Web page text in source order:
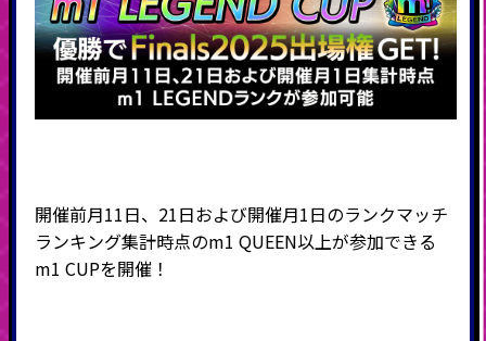
開催前月11日、21日および開催月1日のランクマッチ
ランキング集計時点のm1 QUEEN以上が参加できる
m1 CUPを開催！